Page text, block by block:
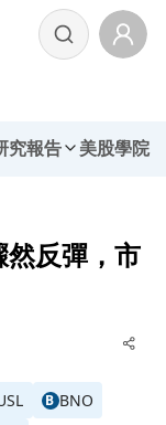
究報告 美股學院
反彈，市
B BNO